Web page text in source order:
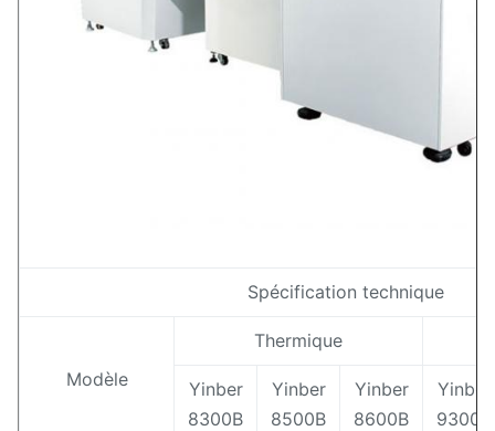
Spécification technique
Modèle
Thermique
Yinber
8300B
Yinber
8500B
Yinber
8600B
Yinber
9300B